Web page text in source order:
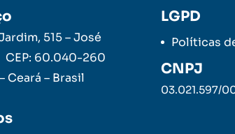
515 – José
60.040-260
Ceará – Brasil
LGPD
Políticas
CNPJ
03.021.597/